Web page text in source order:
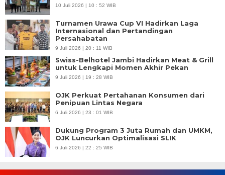
10 Juli 2026 | 10 : 52 WIB
Turnamen Urawa Cup VI Hadirkan Laga
Internasional dan Pertandingan
Persahabatan
9 Juli 2026 | 20 : 11 WIB
Swiss-Belhotel Jambi Hadirkan Meat & Grill
untuk Lengkapi Momen Akhir Pekan
9 Juli 2026 | 19 : 28 WIB
OJK Perkuat Pertahanan Konsumen dari
Penipuan Lintas Negara
6 Juli 2026 | 23 : 01 WIB
Dukung Program 3 Juta Rumah dan UMKM,
OJK Luncurkan Optimalisasi SLIK
6 Juli 2026 | 22 : 25 WIB